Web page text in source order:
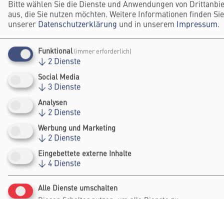
ERACAL THERAPEUTICS
Bitte wählen Sie die Dienste und Anwendungen von
aus, die Sie nutzen möchten. Weitere Informationen finden
unserer Datenschutzerklärung und in unserem Impressum.
Funktional (immer erforderlich)
↓ 2 Dienste
Social Media
↓ 3 Dienste
Analysen
↓ 2 Dienste
Werbung und Marketing
↓ 2 Dienste
Eingebettete externe Inhalte
↓ 4 Dienste
Alle Dienste umschalten